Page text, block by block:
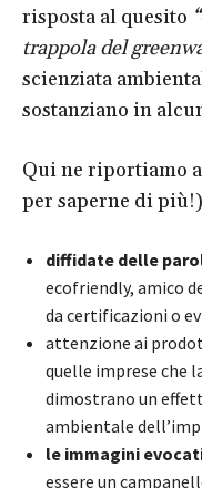
risposta al quesito
trappola del
scienziata
sostanziano in
Qui ne riportiamo
per saperne di
diffidate delle
ecofriendly, amico
da certificazioni o
attenzione ai
quelle imprese che
dimostrano un
ambientale
le immagini
essere un